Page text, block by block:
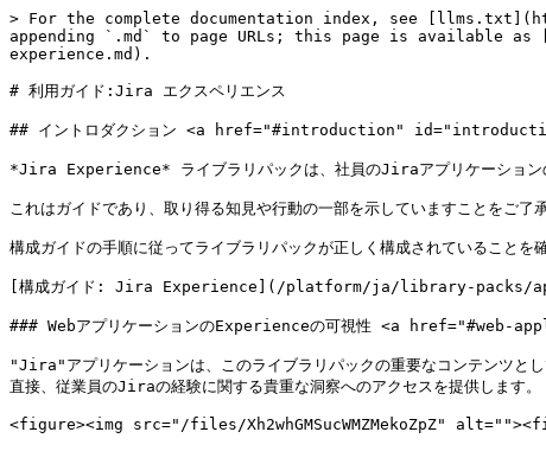
> For the complete documentation index, see
appending `.md` to page URLs; this page is available
experience.md).
# 利用ガイド:Jira エクスペリエンス
## イントロダクション <a href="#introduction"
*Jira Experience* ライブラリパックは、社員のJiraアプリケーションの
これはガイドであり、取り得る知見や行動の一部を示していますことをご
構成ガイドの手順に従ってライブラリパックが正しく構成されていることを
[構成ガイド: Jira Experience](/platform/ja/library-
### WebアプリケーションのExperienceの可視性 <a
"Jira"アプリケーションは、このライブラリパックの重要なコ
直接、従業員のJiraの経験に関する貴重な洞察へのアクセスを提供します。
<figure><img src="/files/Xh2whGMSucWMZMekoZpZ"